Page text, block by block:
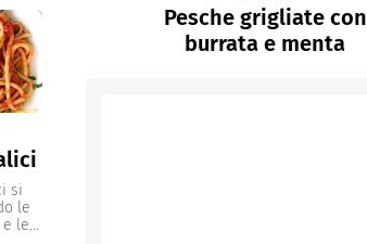
si
le
le...
Pesche grigliate con
burrata e menta